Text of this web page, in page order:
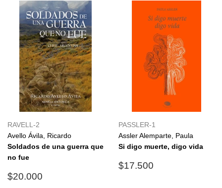
RAVELL-2
Avello Ávila, Ricardo
Soldados de una guerra que
no fue
Precio
$20.000
PASSLER-1
Assler Alemparte, Paula
Si digo muerte, digo vida
Precio
$17.500